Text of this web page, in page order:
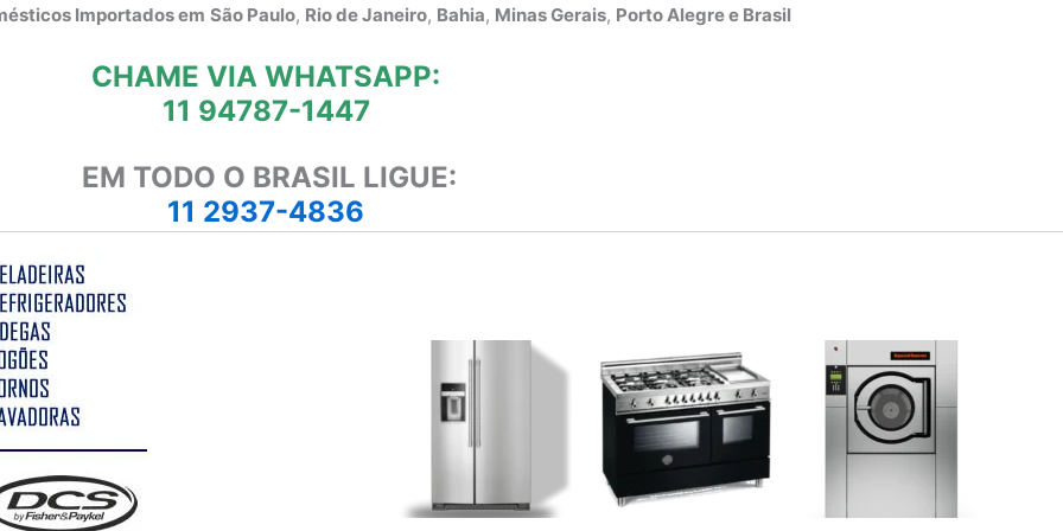
Importados em São Paulo, Rio de Janeiro, Bahia, Minas Gerais, Porto Alegre e Brasil
CHAME VIA WHATSAPP:
11 94787-1447
EM TODO O BRASIL LIGUE:
11 2937-4836